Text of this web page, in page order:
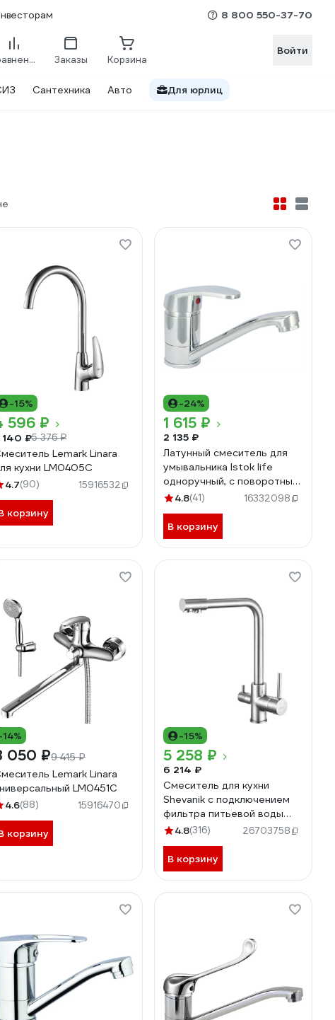
8 800 550-37-70
Сравнение Заказы Корзина
Войти
Сантехника Авто Для юрлиц
-15%
596 ₽
140 ₽5 376 ₽
Lemark Linara
кухни LM0405C
4.7(90) 15916532
корзину
-24%
1 615 ₽
2 135 ₽
Латунный смеситель для
умывальника Istok life
одноручный, с поворотным
изливом 0402.428
4.8(41) 16332098
В корзину
050 ₽9 415 ₽
Lemark Linara
LM0451C
4.6(88) 15916470
корзину
-15%
5 258 ₽
6 214 ₽
Смеситель для кухни
Shevanik с подключением
фильтра питьевой воды
S328
4.8(316) 26703758
В корзину